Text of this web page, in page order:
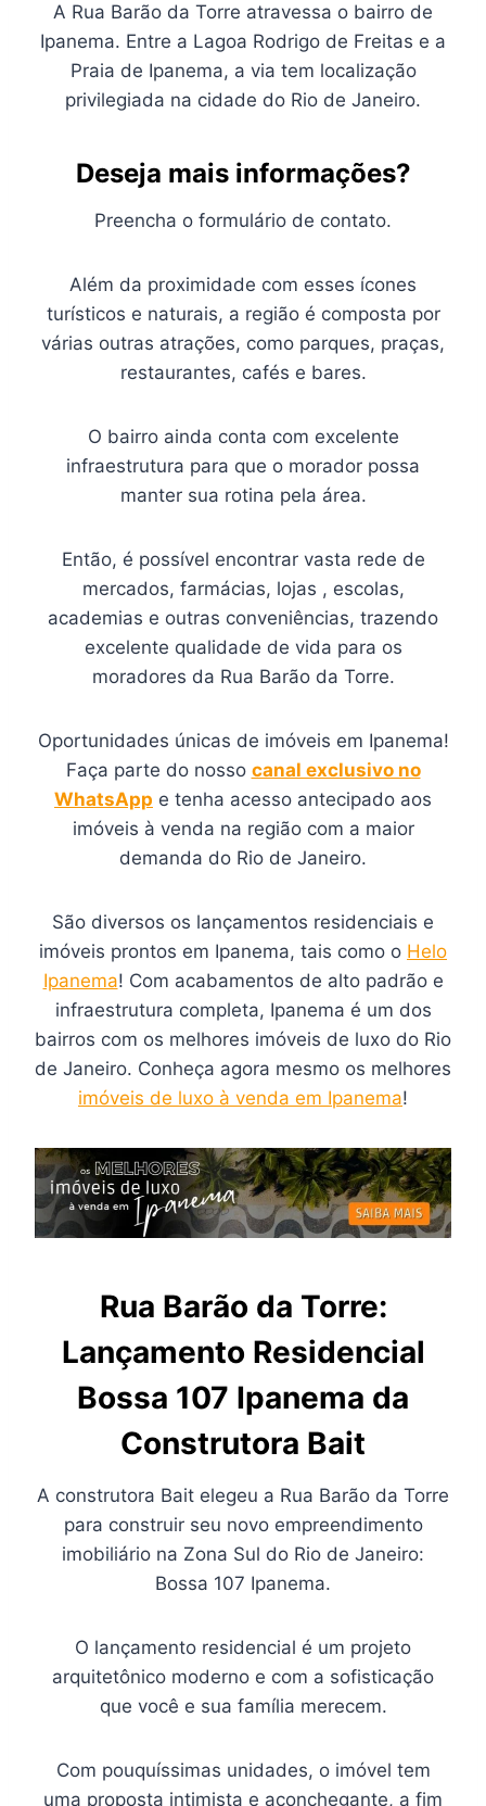
A Rua Barão da Torre atravessa o bairro de
Ipanema. Entre a Lagoa Rodrigo de Freitas e a
Praia de Ipanema, a via tem localização
privilegiada na cidade do Rio de Janeiro.
Deseja mais informações?
Preencha o formulário de contato.
Além da proximidade com esses ícones
turísticos e naturais, a região é composta por
várias outras atrações, como parques, praças,
restaurantes, cafés e bares.
O bairro ainda conta com excelente
infraestrutura para que o morador possa
manter sua rotina pela área.
Então, é possível encontrar vasta rede de
mercados, farmácias, lojas , escolas,
academias e outras conveniências, trazendo
excelente qualidade de vida para os
moradores da Rua Barão da Torre.
Oportunidades únicas de imóveis em Ipanema!
Faça parte do nosso canal exclusivo no
WhatsApp e tenha acesso antecipado aos
imóveis à venda na região com a maior
demanda do Rio de Janeiro.
São diversos os lançamentos residenciais e
imóveis prontos em Ipanema, tais como o Helo
Ipanema! Com acabamentos de alto padrão e
infraestrutura completa, Ipanema é um dos
bairros com os melhores imóveis de luxo do Rio
de Janeiro. Conheça agora mesmo os melhores
imóveis de luxo à venda em Ipanema!
Rua Barão da Torre:
Lançamento Residencial
Bossa 107 Ipanema da
Construtora Bait
A construtora Bait elegeu a Rua Barão da Torre
para construir seu novo empreendimento
imobiliário na Zona Sul do Rio de Janeiro:
Bossa 107 Ipanema.
O lançamento residencial é um projeto
arquitetônico moderno e com a sofisticação
que você e sua família merecem.
Com pouquíssimas unidades, o imóvel tem
uma proposta intimista e aconchegante, a fim